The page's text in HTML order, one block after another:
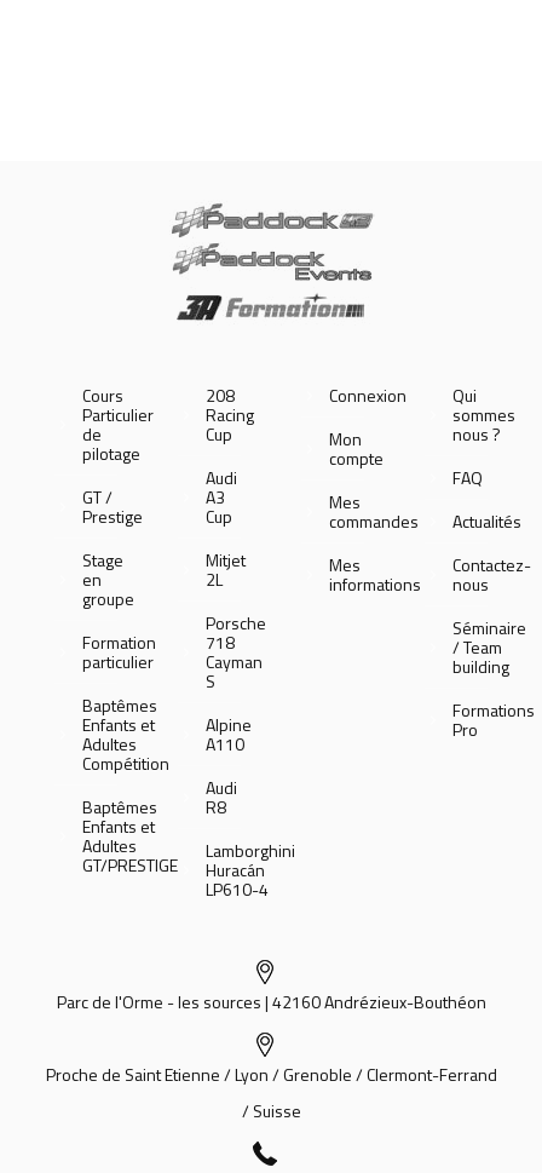
Cours
Particulier
de
pilotage
GT /
Prestige
Stage
en
groupe
Formation
particulier
Baptêmes
Enfants et
Adultes
Compétition
Baptêmes
Enfants et
Adultes
GT/PRESTIGE
208
Racing
Cup
Audi
A3
Cup
Mitjet
2L
Porsche
718
Cayman
S
Alpine
A110
Audi
R8
Lamborghini
Huracán
LP610-4
Connexion
Mon
compte
Mes
commandes
Mes
informations
Qui
sommes
nous ?
FAQ
Actualités
Contactez-
nous
Séminaire
/ Team
building
Formations
Pro
Parc de l'Orme - les sources | 42160 Andrézieux-Bouthéon
Proche de Saint Etienne / Lyon / Grenoble / Clermont-Ferrand
/ Suisse